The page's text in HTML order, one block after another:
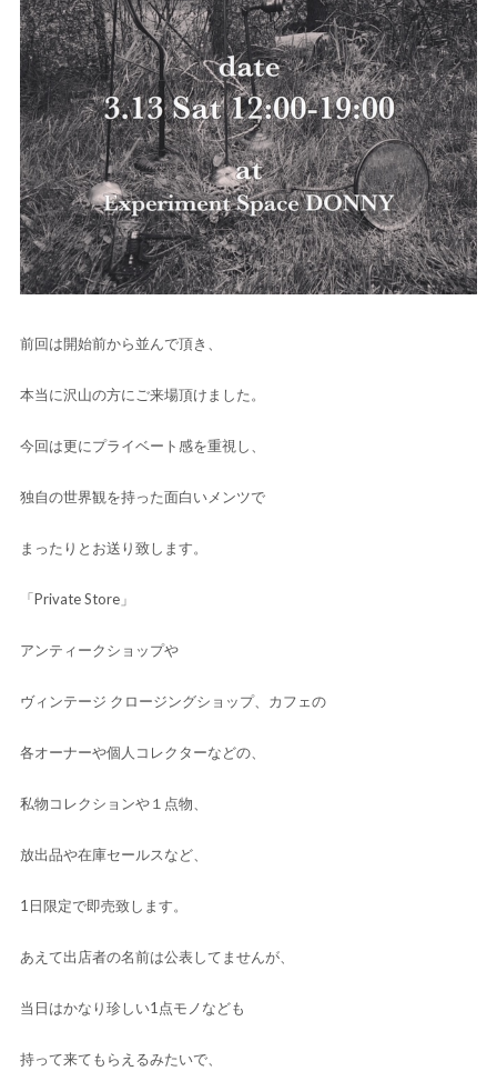
前回は開始前から並んで頂き、
本当に沢山の方にご来場頂けました。
今回は更にプライベート感を重視し、
独自の世界観を持った面白いメンツで
まったりとお送り致します。
「Private Store」
アンティークショップや
ヴィンテージ クロージングショップ、カフェの
各オーナーや個人コレクターなどの、
私物コレクションや１点物、
放出品や在庫セールスなど、
1日限定で即売致します。
あえて出店者の名前は公表してませんが、
当日はかなり珍しい1点モノなども
持って来てもらえるみたいで、